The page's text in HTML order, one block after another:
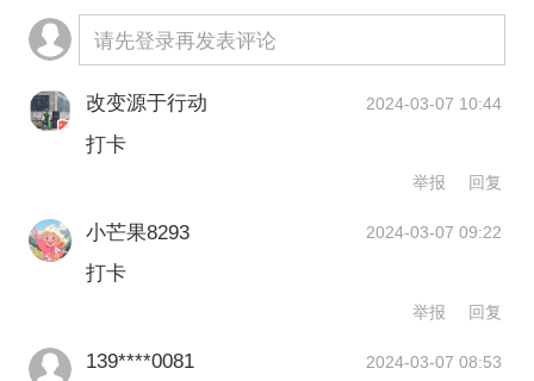
代过程。
崔山认为，国产替代是要构建起一个从
底层技术到顶层解决方案完全自主可控
的产业链。陈虎也称，“目前我国高端数
控机床的国产化率偏低，海外品牌长期
占据中国市场，我们还需加大高端工业
母机国产化应用示范的规模效应，着力
打造自主可控，安全可靠的产业链供
请先登录再发表评论
改变源于行动 2024-03-07 10:44
打卡
举报 回复
小芒果8293 2024-03-07 09:22
打卡
举报 回复
139****0081 2024-03-07 08:53